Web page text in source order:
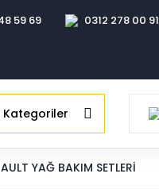
59 69 0312 278 00 91
Kategoriler
YAĞ BAKIM SETLERI